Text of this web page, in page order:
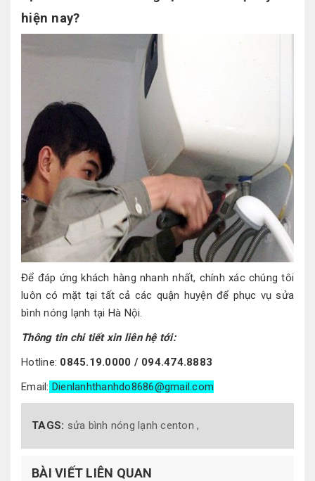
hiện nay?
Để đáp ứng khách hàng nhanh nhất, chính xác chúng tôi
luôn có mặt tại tất cả các quận huyện để phục vụ sửa
bình nóng lạnh tại Hà Nội.
Thông tin chi tiết xin liên hệ tới:
Hotline: 0845.19.0000 / 094.474.8883
Email: Dienlanhthanhdo8686@gmail.com
TAGS: sửa bình nóng lạnh centon ,
BÀI VIẾT LIÊN QUAN